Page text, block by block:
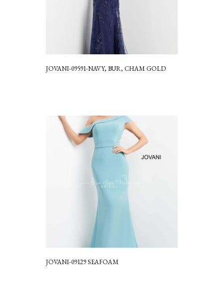
JOVANI-09591-NAVY, BUR, CHAM GOLD
JOVANI-09129 SEAFOAM